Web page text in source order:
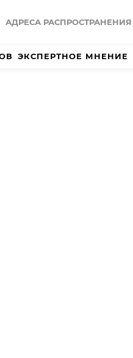
АДРЕСА РАСПРОСТРАНЕНИЯ
ЭКСПЕРТНОЕ МНЕНИЕ